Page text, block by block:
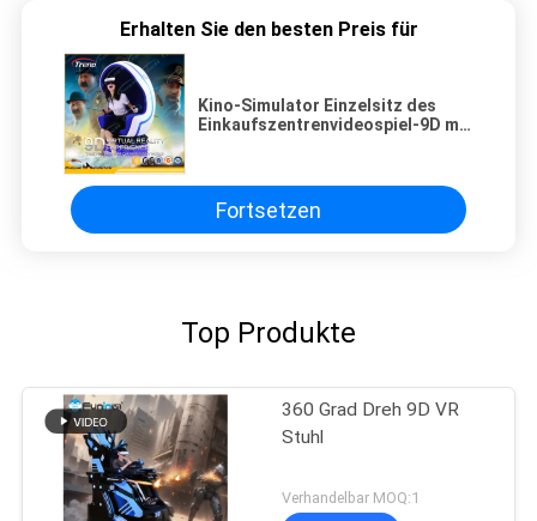
Erhalten Sie den besten Preis für
Kino-Simulator Einzelsitz des
Einkaufszentrenvideospiel-9D mit
Fortsetzen
Top Produkte
360 Grad Dreh 9D VR
Stuhl
Verhandelbar MOQ:1